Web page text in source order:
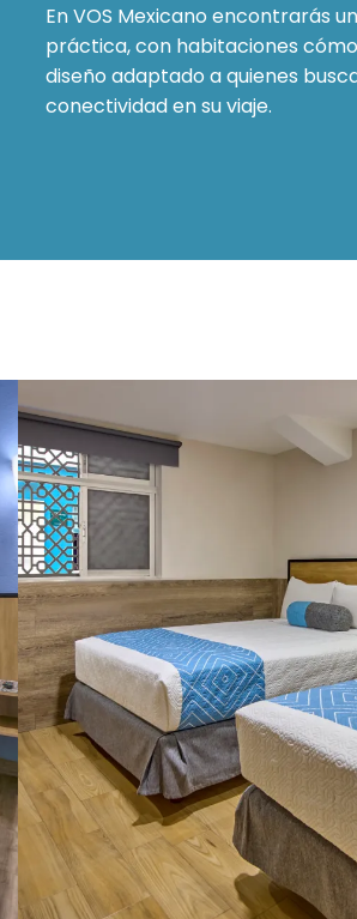
En VOS Mexicano encontrarás
práctica, con habitaciones
diseño adaptado a quienes
conectividad en su viaje.